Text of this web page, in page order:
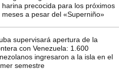
harina precocida para los próximos
meses a pesar del «Superniño»
supervisará apertura de la
con Venezuela: 1.600
ingresaron a la isla en el
semestre